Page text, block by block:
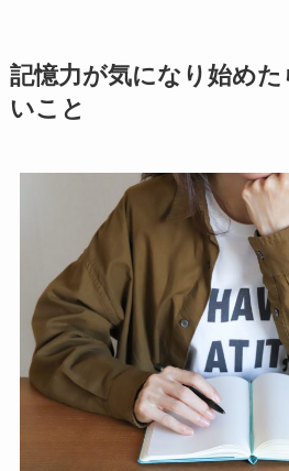
記憶力が気になり始め
いこと